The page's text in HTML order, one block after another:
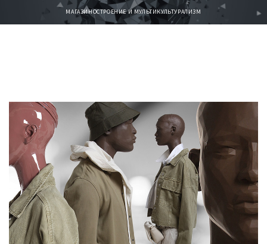
МАГАЗИНОСТРОЕНИЕ И МУЛЬТИКУЛЬТУРАЛИЗМ